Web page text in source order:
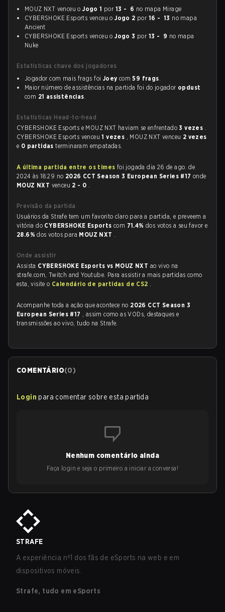
MOUZ NXT venceu oJogo 1 por 13 - 6 no mapa Mirage
CYBERSHOKE Esports venceu oJogo 2 por 16 - 13 no mapa
Ancient
CYBERSHOKE Esports venceu oJogo 3 por 13 - 9 no mapa
Nuke
Estatísticas chave dos jogadores
Jogador com mais frags foi Joey com59 frags.
Maior número de assistências na partida foi do jogador opdust
com 21 assistências.
Estatísticas Head-to-head
CYBERSHOKE Esports e MOUZ NXT haviam se enfrentado3 vezes .
CYBERSHOKE Esports venceu1 vezes , MOUZ NXT venceu 2 vezes
e 0 partidasterminaram empatadas.
A última partida entre os times foi jogada dia 26 de ago. de
2024 às 18:29 no 2026 CCT Season 3 European Series #17onde
MOUZ NXT venceu 2 - 0 .
Previsão da partida
Usuários da Strafe tem um favorito claro para a partida, e preveem a
vitória do CYBERSHOKE Esportscom 71.4%dos votos a seu favor e
28.6%dos votos para MOUZ NXT .
Onde assistir
Assista CYBERSHOKE Esports vs MOUZ NXT ao vivo na
strafe.com, Twitch and Youtube. Para assistir a mais partidas como
esta, visite o Calendário de partidas de CS2 .
Acompanhe toda a ação que acontece no 2026 CCT Season 3
European Series #17 , assim como as VODs, destaques e
transmissões ao vivo, tudo na Strafe.
COMENTÁRIO(0)
Login para comentar sobre esta partida
Nenhum comentário ainda
Faça login e seja o primeiro a iniciar a conversa!
STRAFE
A experiência nº1 dos fãs de eSports na web e em
dispositivos móveis.
Strafe, tudo em eSports